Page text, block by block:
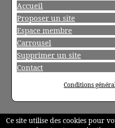
Accueil
Proposer un site
Espace membre
Carrousel
Supprimer un site
Contact
Conditions
Ce site utilise des cookies pour